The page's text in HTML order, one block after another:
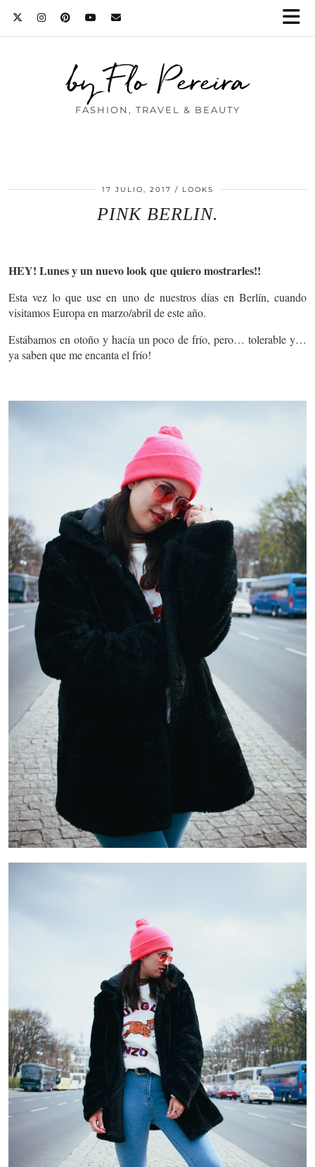
by Flo Pereira
FASHION, TRAVEL & BEAUTY
17 JULIO, 2017 LOOKS
PINK BERLIN.
HEY! Lunes y un nuevo look que quiero mostrarles!!
Esta vez lo que use en uno de nuestros días en Berlín, cuando
visitamos Europa en marzo/abril de este año.
Estábamos en otoño y hacía un poco de frío, pero… tolerable y…
ya saben que me encanta el frío!